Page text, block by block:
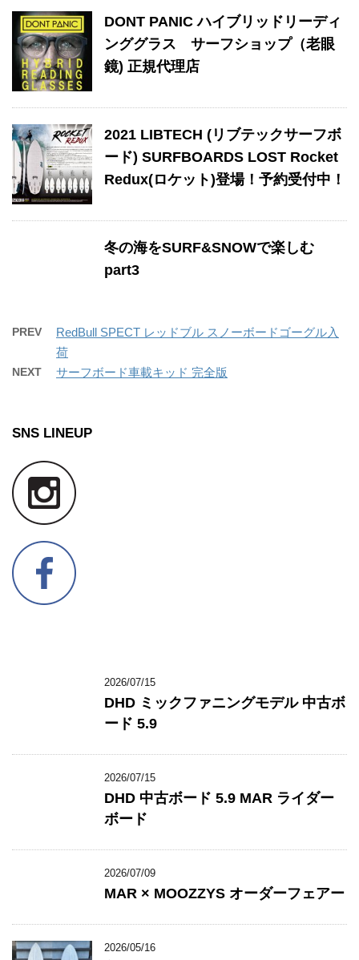
DONT PANIC ハイブリッドリーディ
ンググラス サーフショップ（老眼
鏡) 正規代理店
2021 LIBTECH (リブテックサーフボ
ード) SURFBOARDS LOST Rocket
Redux(ロケット)登場！予約受付中！
冬の海をSURF&SNOWで楽しむ
part3
PREV
RedBull SPECT レッドブル スノーボードゴーグル入
荷
NEXT サーフボード車載キッド 完全版
SNS LINEUP
2026/07/15
DHD ミックファニングモデル 中古ボ
ード 5.9
2026/07/15
DHD 中古ボード 5.9 MAR ライダー
ボード
2026/07/09
MAR × MOOZZYS オーダーフェアー
2026/05/16